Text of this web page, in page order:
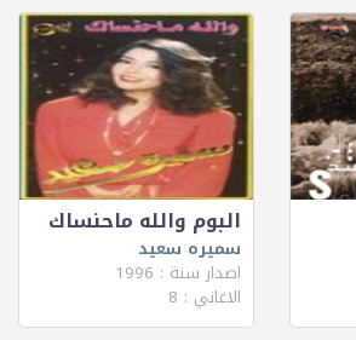
البوم والله ماحنساك
سميره سعيد
اصدار سنة : 1996
الاغاني : 8